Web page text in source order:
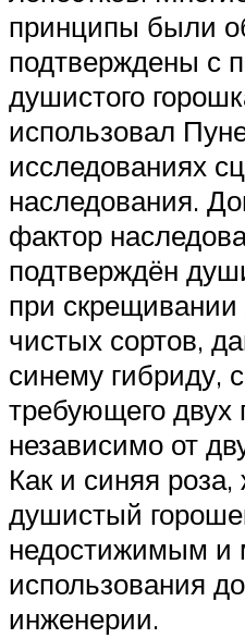
принципы были
подтверждены с
душистого
использовал
исследованиях
наследования.
фактор
подтверждён
при
чистых сортов,
синему гибриду,
требующего двух
независимо от
Как и синяя
душистый
недостижимым и
использования
инженерии.